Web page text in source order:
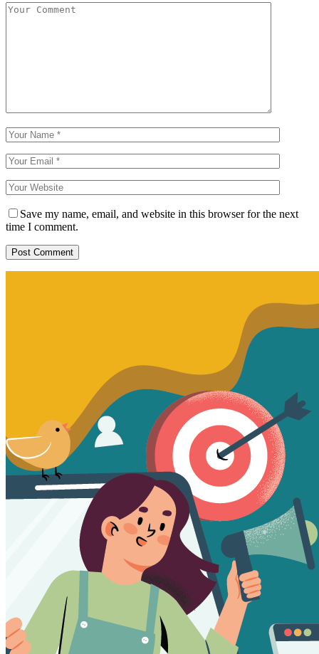
Save my name, email, and website in this browser for the next
time I comment.